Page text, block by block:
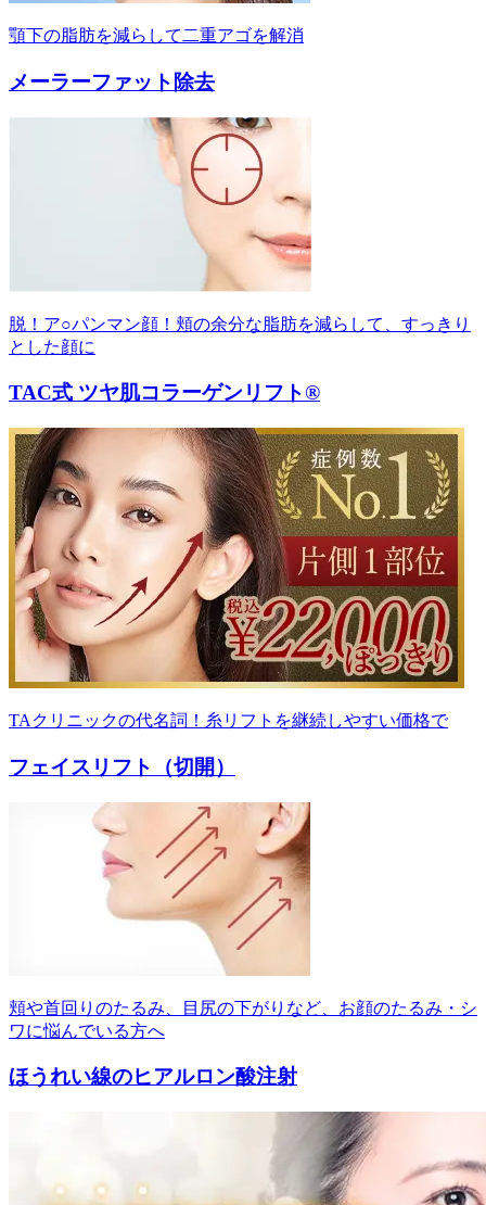
顎下の脂肪を減らして二重アゴを解消
メーラーファット除去
脱！ア○パンマン顔！頬の余分な脂肪を減らして、すっきり
とした顔に
TAC式 ツヤ肌コラーゲンリフト®
TAクリニックの代名詞！糸リフトを継続しやすい価格で
フェイスリフト（切開）
頬や首回りのたるみ、目尻の下がりなど、お顔のたるみ・シ
ワに悩んでいる方へ
ほうれい線のヒアルロン酸注射